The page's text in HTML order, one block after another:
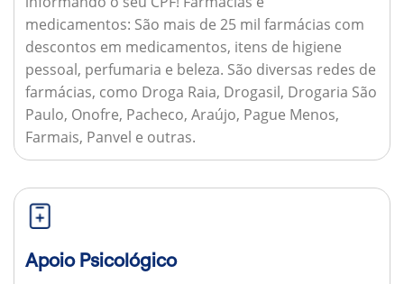
medicamentos: São mais de 25 mil farmácias com
descontos em medicamentos, itens de higiene
pessoal, perfumaria e beleza. São diversas redes de
farmácias, como Droga Raia, Drogasil, Drogaria São
Paulo, Onofre, Pacheco, Araújo, Pague Menos,
Farmais, Panvel e outras.
Apoio Psicológico